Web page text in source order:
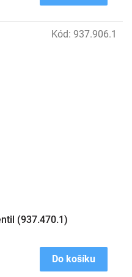
(937.470.1)
Do košíku
Kód: 937.906.1